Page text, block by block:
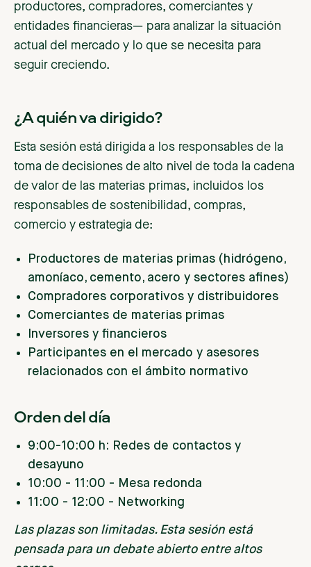
productores, compradores, comerciantes y
entidades financieras— para analizar la situación
actual del mercado y lo que se necesita para
seguir creciendo.
¿A quién va dirigido?
Esta sesión está dirigida a los responsables de la
toma de decisiones de alto nivel de toda la cadena
de valor de las materias primas, incluidos los
responsables de sostenibilidad, compras,
comercio y estrategia de:
Productores de materias primas (hidrógeno,
amoníaco, cemento, acero y sectores afines)
Compradores corporativos y distribuidores
Comerciantes de materias primas
Inversores y financieros
Participantes en el mercado y asesores
relacionados con el ámbito normativo
Orden del día
9:00-10:00 h: Redes de contactos y
desayuno
10:00 - 11:00 - Mesa redonda
11:00 - 12:00 - Networking
Las plazas son limitadas. Esta sesión está
pensada para un debate abierto entre altos